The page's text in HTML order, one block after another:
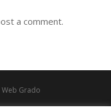
a comment.
Grado